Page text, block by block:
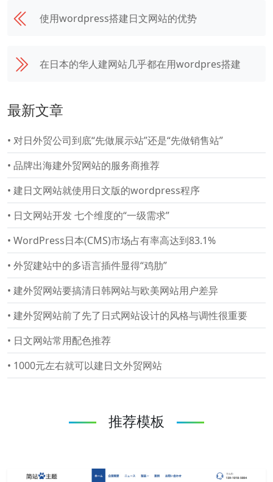
使用wordpress搭建日文网站的优势
在日本的华人建网站几乎都在用wordpres搭建
最新文章
• 对日外贸公司到底“先做展示站”还是“先做销售站”
• 品牌出海建外贸网站的服务商推荐
• 建日文网站就使用日文版的wordpress程序
• 日文网站开发 七个维度的“一级需求”
• WordPress日本(CMS)市场占有率高达到83.1%
• 外贸建站中的多语言插件显得“鸡肋”
• 建外贸网站要搞清日韩网站与欧美网站用户差异
• 建外贸网站前了先了日式网站设计的风格与调性很重要
• 日文网站常用配色推荐
• 1000元左右就可以建日文外贸网站
推荐模板